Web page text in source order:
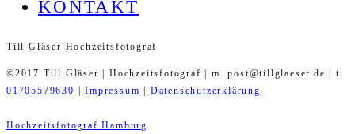
KONTAKT
Till Gläser Hochzeitsfotograf
©2017 Till Gläser | Hochzeitsfotograf | m. post@tillglaeser.de | t.
01705579630
|Impressum Datenschutzerklärung
Hochzeitsfotograf Hamburg